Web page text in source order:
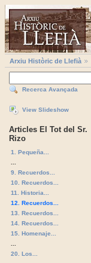
Arxiu Històric de Llefià
Recerca Avançada
View Slideshow
Articles El Tot del Sr.
Rizo
1. Pequeña...
9. Recuerdos...
10. Recuerdos...
11. Historia...
12. Recuerdos...
13. Recuerdos...
14. Recuerdos...
15. Homenaje...
20. Los...